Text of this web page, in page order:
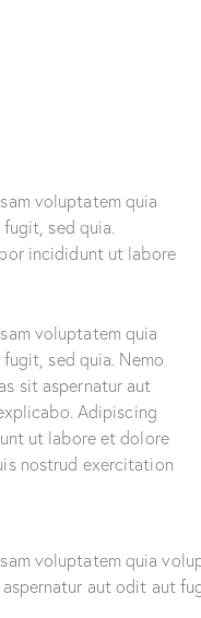
voluptatem quia
sed quia.
incididunt ut labore
voluptatem quia
sed quia. Nemo
sit aspernatur aut
Adipiscing
ut labore et dolore
nostrud exercitation
voluptatem quia
aut odit aut